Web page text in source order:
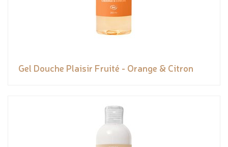
Gel Douche Plaisir Fruité - Orange & Citron